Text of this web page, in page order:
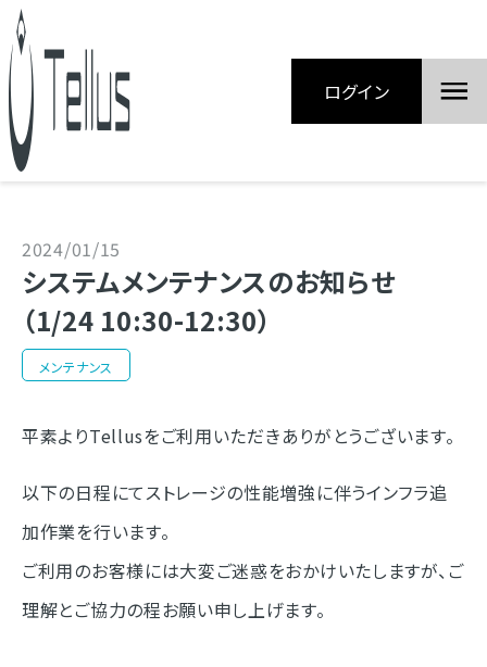
ログイン
2024/01/15
システムメンテナンスのお知らせ
（1/24 10:30-12:30）
メンテナンス
平素よりTellusをご利用いただきありがとうございます。
以下の日程にてストレージの性能増強に伴うインフラ追
加作業を行います。
ご利用のお客様には大変ご迷惑をおかけいたしますが、ご
理解とご協力の程お願い申し上げます。